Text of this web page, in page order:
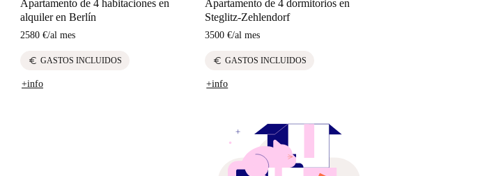
Apartamento de 4 habitaciones en
alquiler en Berlín
2580 €/al mes
euro GASTOS INCLUIDOS
+info
Apartamento de 4 dormitorios en
Steglitz-Zehlendorf
3500 €/al mes
euro GASTOS INCLUIDOS
+info